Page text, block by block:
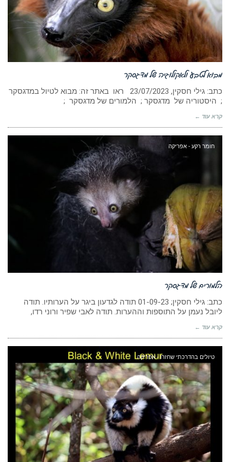
מבוא לטבע ולאקולוגיה של מדגסקר
כתב: גילי חסקין, ‏23/07/2023 ראו באתר זה: מבוא לטיול במדגסקר
; היסטוריה של מדגסקר ; הלמורים של מדגסקר ;
קרא עוד ←
חומר רקע - אפריקה
הלמורים של מדגסקר
כתב: גילי חסקין; ‏01-09-23 תודה לגדעון ביגר על הערותיו. תודה
ליובל נעמן על התוספות וההערות. תודה לאבי שפיר ורוני רדו,
קרא עוד ←
טיולים בהדרכתי שחזרו - אפריקה